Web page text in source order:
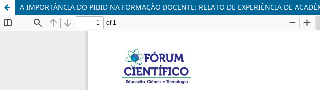
A IMPORTÂNCIA DO PIBID NA FORMAÇÃO DOCENTE: RELATO DE EXPERIÊNCIA DE